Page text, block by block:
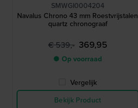
SMWGI0004204
Navalus Chrono 43 mm Roestvrijstalen
quartz chronograaf
€ 539,- 369,95
● Op voorraad
Vergelijk
Bekijk Product